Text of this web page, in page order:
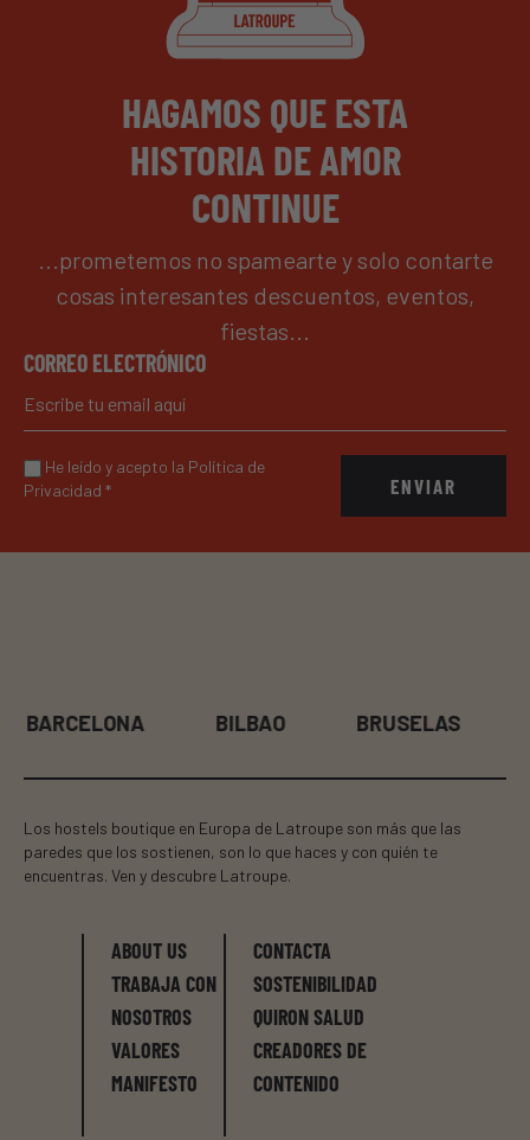
HAGAMOS QUE ESTA
HISTORIA DE AMOR
CONTINUE
...prometemos no spamearte y solo contarte
cosas interesantes descuentos, eventos,
fiestas...
CORREO ELECTRÓNICO
ENVIAR
He leído y acepto la Política de
Privacidad *
BARCELONA BILBAO BRUSELAS
Los hostels boutique en Europa de Latroupe son más que las
paredes que los sostienen, son lo que haces y con quién te
encuentras. Ven y descubre Latroupe.
ABOUT US
TRABAJA CON
NOSOTROS
VALORES
MANIFESTO
CONTACTA
SOSTENIBILIDAD
QUIRON SALUD
CREADORES DE
CONTENIDO